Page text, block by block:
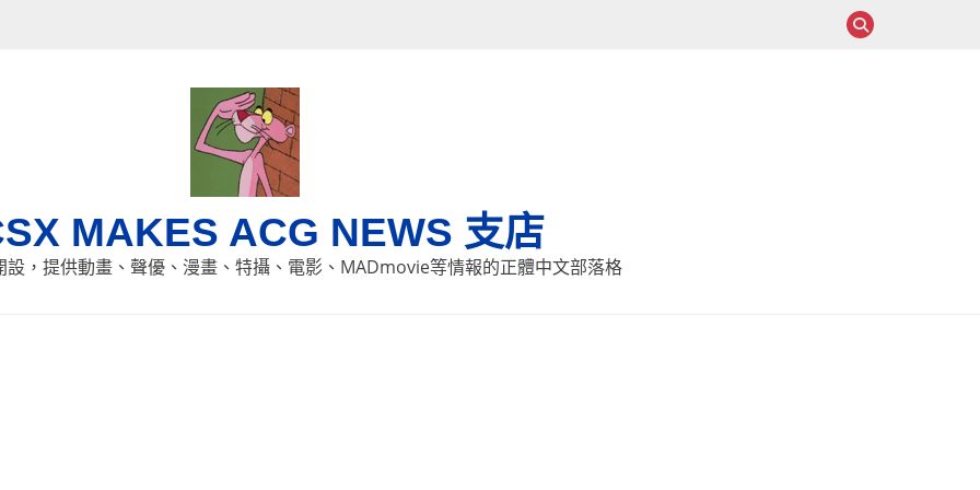
MAKES ACG NEWS 支店
設，提供動畫、聲優、漫畫、特攝、電影、MADmovie等情報的正體中文部落格